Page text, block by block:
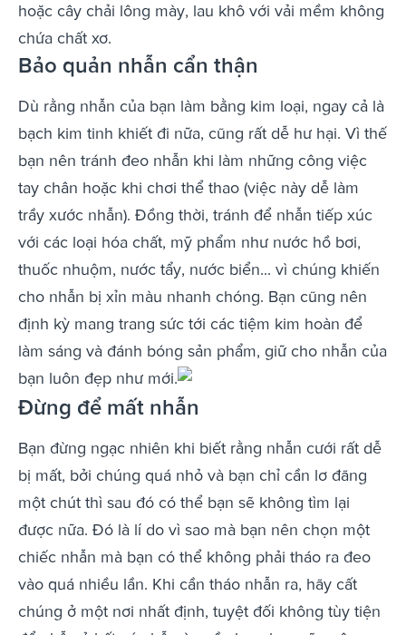
hoặc cây chải lông mày, lau khô với vải mềm không
chứa chất xơ.
Bảo quản nhẫn cẩn thận
Dù rằng nhẫn của bạn làm bằng kim loại, ngay cả là
bạch kim tinh khiết đi nữa, cũng rất dễ hư hại. Vì thế
bạn nên tránh đeo nhẫn khi làm những công việc
tay chân hoặc khi chơi thể thao (việc này dễ làm
trầy xước nhẫn). Đồng thời, tránh để nhẫn tiếp xúc
với các loại hóa chất, mỹ phẩm như nước hồ bơi,
thuốc nhuộm, nước tẩy, nước biển... vì chúng khiến
cho nhẫn bị xỉn màu nhanh chóng. Bạn cũng nên
định kỳ mang trang sức tới các tiệm kim hoàn để
làm sáng và đánh bóng sản phẩm, giữ cho nhẫn của
bạn luôn đẹp như mới.
Đừng để mất nhẫn
Bạn đừng ngạc nhiên khi biết rằng nhẫn cưới rất dễ
bị mất, bởi chúng quá nhỏ và bạn chỉ cần lơ đãng
một chút thì sau đó có thể bạn sẽ không tìm lại
được nữa. Đó là lí do vì sao mà bạn nên chọn một
chiếc nhẫn mà bạn có thể không phải tháo ra đeo
vào quá nhiều lần. Khi cần tháo nhẫn ra, hãy cất
chúng ở một nơi nhất định, tuyệt đối không tùy tiện